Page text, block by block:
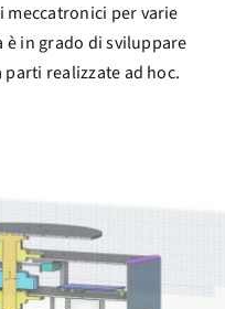
meccatronici per varie
in grado di sviluppare
realizzate ad hoc.